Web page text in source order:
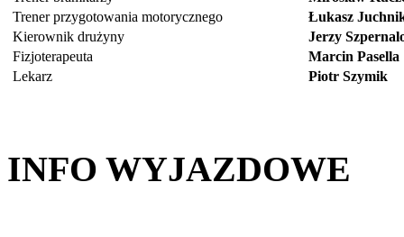
Trener przygotowania motorycznego
Łukasz
Kierownik drużyny
Jerzy
Fizjoterapeuta
Marcin Pasella
Lekarz
Piotr Szymik
INFO WYJAZDOWE